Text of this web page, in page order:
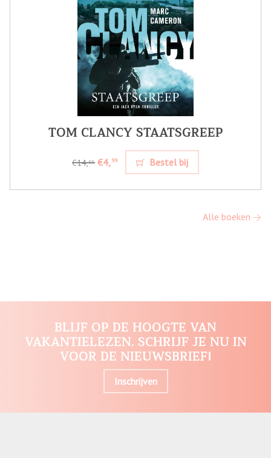
TOM CLANCY STAATSGREEP
€14,99 €4,99 Bestel bij
Alle boeken
BLIJF OP DE HOOGTE VAN
VAKANTIELEZEN. SCHRIJF JE NU IN
VOOR DE NIEUWSBRIEF!
Inschrijven